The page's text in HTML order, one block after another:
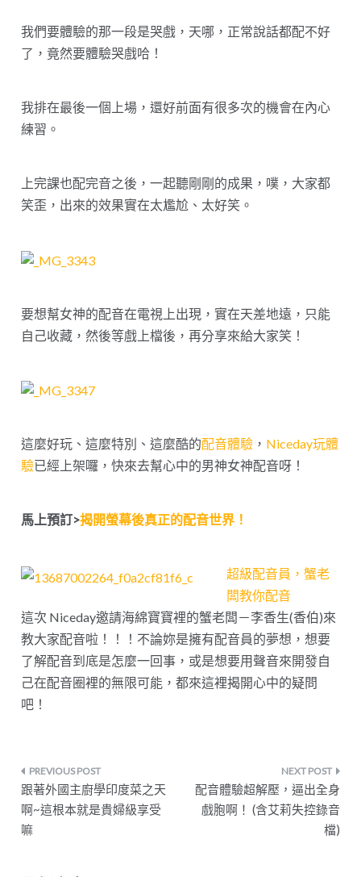
我們要體驗的那一段是哭戲，天哪，正常說話都配不好
了，竟然要體驗哭戲哈！
我排在最後一個上場，還好前面有很多次的機會在內心
練習。
上完課也配完音之後，一起聽剛剛的成果，噗，大家都
笑歪，出來的效果實在太尷尬、太好笑。
要想幫女神的配音在電視上出現，實在天差地遠，只能
自己收藏，然後等戲上檔後，再分享來給大家笑！
這麼好玩、這麼特別、這麼酷的配音體驗 ， Niceday玩體
驗已經上架囉，快來去幫心中的男神女神配音呀！
馬上預訂>揭開螢幕後真正的配音世界！
超級配音員，蟹老
闆教你配音
這次 Niceday邀請海綿寶寶裡的蟹老闆－李香生(香伯)來
教大家配音啦！！！不論妳是擁有配音員的夢想，想要
了解配音到底是怎麼一回事，或是想要用聲音來開發自
己在配音圈裡的無限可能，都來這裡揭開心中的疑問
吧！
文
章
導
跟著外國主廚學印度菜之天
啊~這根本就是貴婦級享受
嘛
配音體驗超解壓，逼出全身
戲胞啊！ (含艾莉失控錄音
檔)